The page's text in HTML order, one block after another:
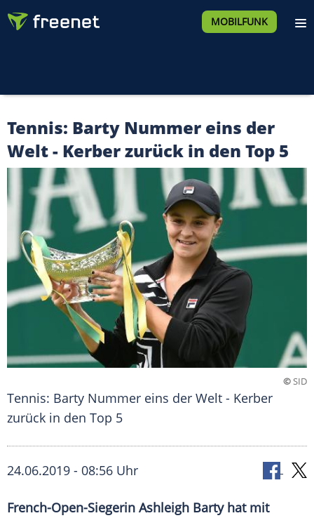
MOBILFUNK
Tennis: Barty Nummer eins der
Welt - Kerber zurück in den Top 5
©SID
Tennis: Barty Nummer eins der Welt - Kerber
zurück in den Top 5
24.06.2019 - 08:56 Uhr
French-Open-Siegerin Ashleigh Barty hat mit